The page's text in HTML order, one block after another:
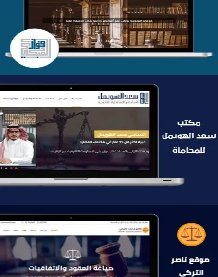
التفاصيل
موقع سعد الهويمل للمحاماة
التفاصيل
موقع ناصر التركي للمحاماة